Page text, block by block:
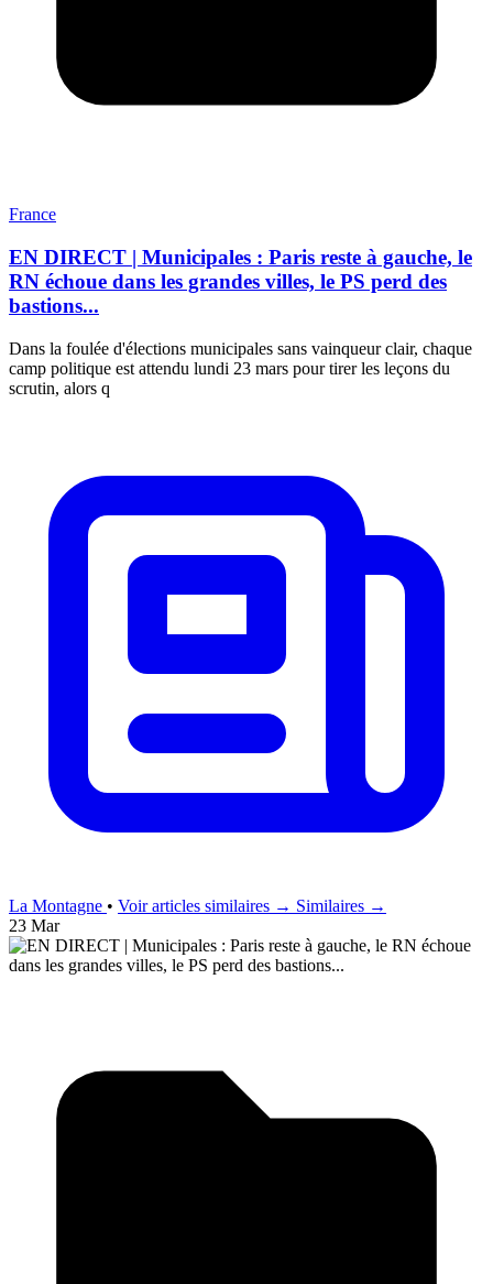
France
EN DIRECT | Municipales : Paris reste à gauche, le
RN échoue dans les grandes villes, le PS perd des
bastions...
Dans la foulée d'élections municipales sans vainqueur clair, chaque
camp politique est attendu lundi 23 mars pour tirer les leçons du
scrutin, alors q
La Montagne • Voir articles similaires → Similaires →
23 Mar